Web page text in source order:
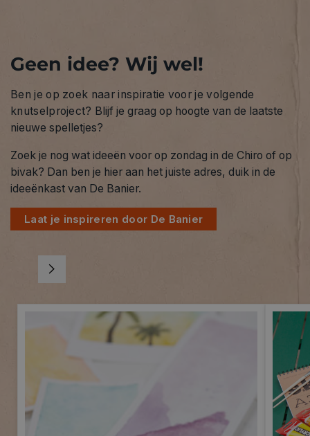
Geen idee? Wij wel!
Ben je op zoek naar inspiratie voor je volgende
knutselproject? Blijf je graag op hoogte van de laatste
nieuwe spelletjes?
Zoek je nog wat ideeën voor op zondag in de Chiro of op
bivak? Dan ben je hier aan het juiste adres, duik in de
ideeënkast van De Banier.
Laat je inspireren door De Banier